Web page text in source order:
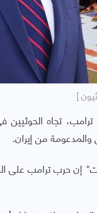
]
تجاه الحوثيين
من إيران.
إن حرب ترامب